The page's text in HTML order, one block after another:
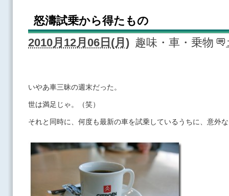
怒濤試乗から得たもの
2010月12月06日(月) 趣味・車・乗物
いやあ車三昧の週末だった。
世は満足じゃ。（笑）
それと同時に、何度も最新の車を試乗しているうちに、意外